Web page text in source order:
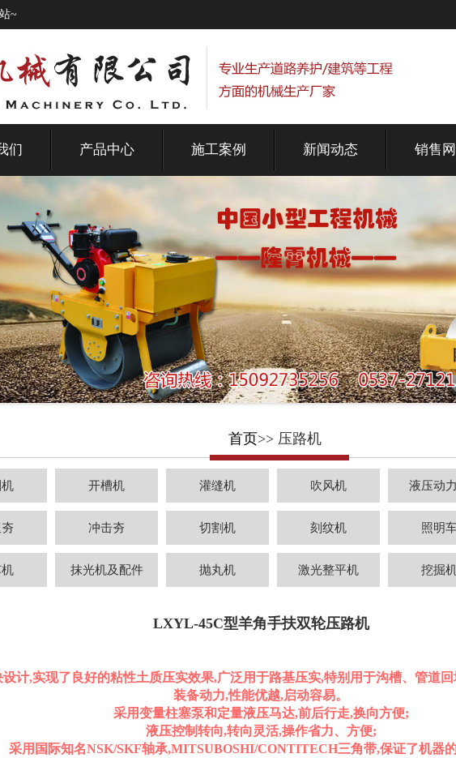
~
们 产品中心 施工案例 新闻动态 销售
首页>> 压路机
开槽机 灌缝机 吹风机 液压动
冲击夯 切割机 刻纹机 照明
抹光机及配件 抛丸机 激光整平机 挖掘
LXYL-45C型羊角手扶双轮压路机
计,实现了良好的粘性土质压实效果,广泛用于路基压实,特别用于沟槽、管道回
装备动力,性能优越,启动容易。
采用变量柱塞泵和定量液压马达,前后行走,换向方便;
液压控制转向,转向灵活,操作省力、方便;
采用国际知名NSK/SKF轴承,MITSUBOSHI/CONTITECH三角带,保证了机器